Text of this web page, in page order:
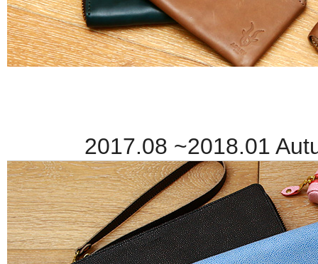
2017.08 ~2018.01